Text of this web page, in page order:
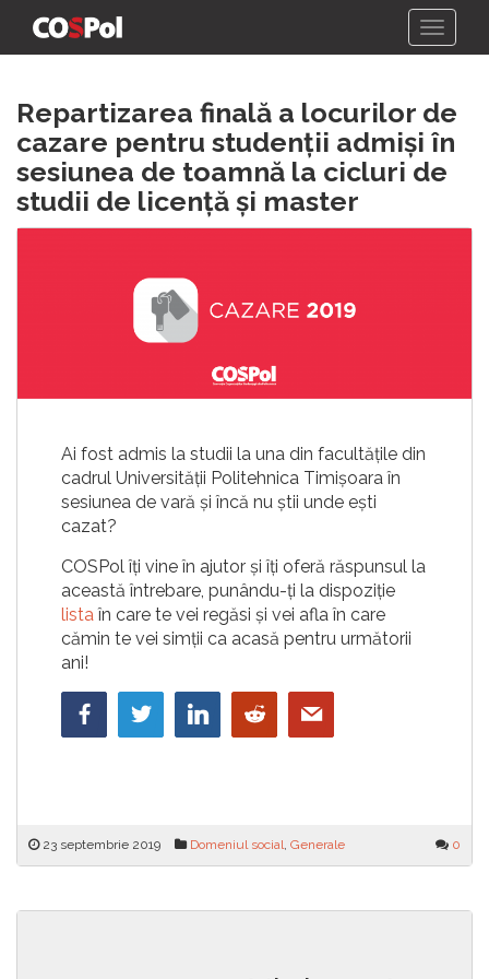
Repartizarea finală a locurilor de
cazare pentru studenții admiși în
sesiunea de toamnă la cicluri de
studii de licență și master
Ai fost admis la studii la una din facultățile din
cadrul Universității Politehnica Timișoara în
sesiunea de vară și încă nu știi unde ești
cazat?
COSPol îți vine în ajutor și îți oferă răspunsul la
această întrebare, punându-ți la dispoziție
listaîn care te vei regăsi și vei afla în care
cămin te vei simții ca acasă pentru următorii
ani!
23 septembrie 2019 Domeniul social, Generale 0
Navigare